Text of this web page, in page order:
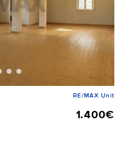
RE/MAX Unit
1.400€